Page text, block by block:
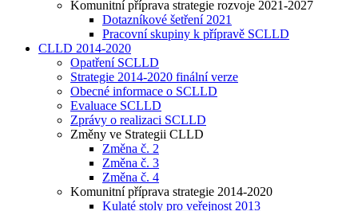
Komunitní příprava strategie rozvoje 2021-2027
Dotazníkové šetření 2021
Pracovní skupiny k přípravě SCLLD
CLLD 2014-2020
Opatření SCLLD
Strategie 2014-2020 finální verze
Obecné informace o SCLLD
Evaluace SCLLD
Zprávy o realizaci SCLLD
Změny ve Strategii CLLD
Změna č. 2
Změna č. 3
Změna č. 4
Komunitní příprava strategie 2014-2020
Kulaté stoly pro veřejnost 2013